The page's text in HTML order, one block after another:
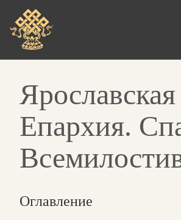
main
content
Ярославская
Епархия.
Оглавление